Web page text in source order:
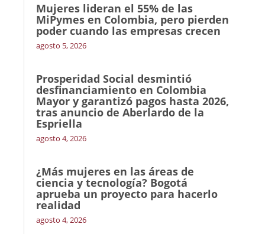
Mujeres lideran el 55% de las
MiPymes en Colombia, pero pierden
poder cuando las empresas crecen
agosto 5, 2026
Prosperidad Social desmintió
desfinanciamiento en Colombia
Mayor y garantizó pagos hasta 2026,
tras anuncio de Aberlardo de la
Espriella
agosto 4, 2026
¿Más mujeres en las áreas de
ciencia y tecnología? Bogotá
aprueba un proyecto para hacerlo
realidad
agosto 4, 2026